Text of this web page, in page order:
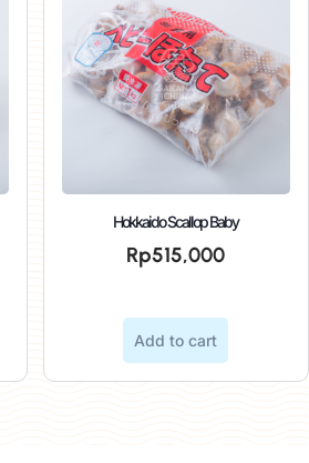
Hokkaido Scallop Baby
Rp515,000
Add to cart